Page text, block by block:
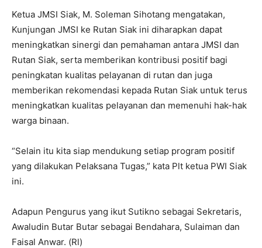
Ketua JMSI Siak, M. Soleman Sihotang mengatakan,
Kunjungan JMSI ke Rutan Siak ini diharapkan dapat
meningkatkan sinergi dan pemahaman antara JMSI dan
Rutan Siak, serta memberikan kontribusi positif bagi
peningkatan kualitas pelayanan di rutan dan juga
memberikan rekomendasi kepada Rutan Siak untuk terus
meningkatkan kualitas pelayanan dan memenuhi hak-hak
warga binaan.
“Selain itu kita siap mendukung setiap program positif
yang dilakukan Pelaksana Tugas,” kata Plt ketua PWI Siak
ini.
Adapun Pengurus yang ikut Sutikno sebagai Sekretaris,
Awaludin Butar Butar sebagai Bendahara, Sulaiman dan
Faisal Anwar. (Rl)